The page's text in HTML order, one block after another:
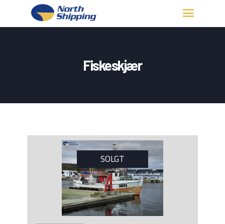
Fiskeskjær
KONTAKT OSS
SOLGT